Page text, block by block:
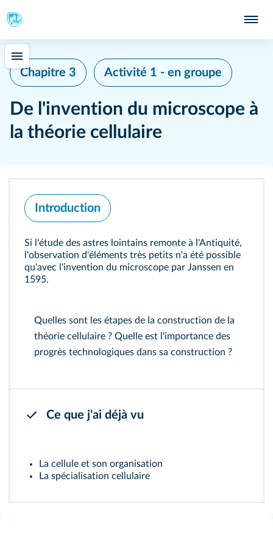
Chapitre 3 Activité 1 - en groupe
De l'invention du microscope à
la théorie cellulaire
Introduction
Si l'étude des astres lointains remonte à l'Antiquité,
l'observation d'éléments très petits n'a été possible
qu'avec l'invention du microscope par Janssen en
1595.
Quelles sont les étapes de la construction de la
théorie cellulaire ? Quelle est l'importance des
progrès technologiques dans sa construction ?
Ce que j'ai déjà vu
La cellule et son organisation
La spécialisation cellulaire